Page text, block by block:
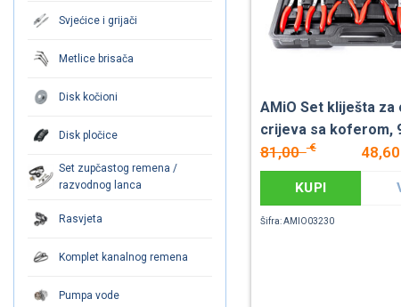
Svjećice i grijači
Metlice brisača
Disk kočioni
Disk pločice
Set zupčastog remena /
razvodnog lanca
Rasvjeta
Komplet kanalnog remena
Pumpa vode
AMiO Set kliješta za
crijeva sa koferom,
81,00€ 48,60
KUPI
Šifra: AMIO03230